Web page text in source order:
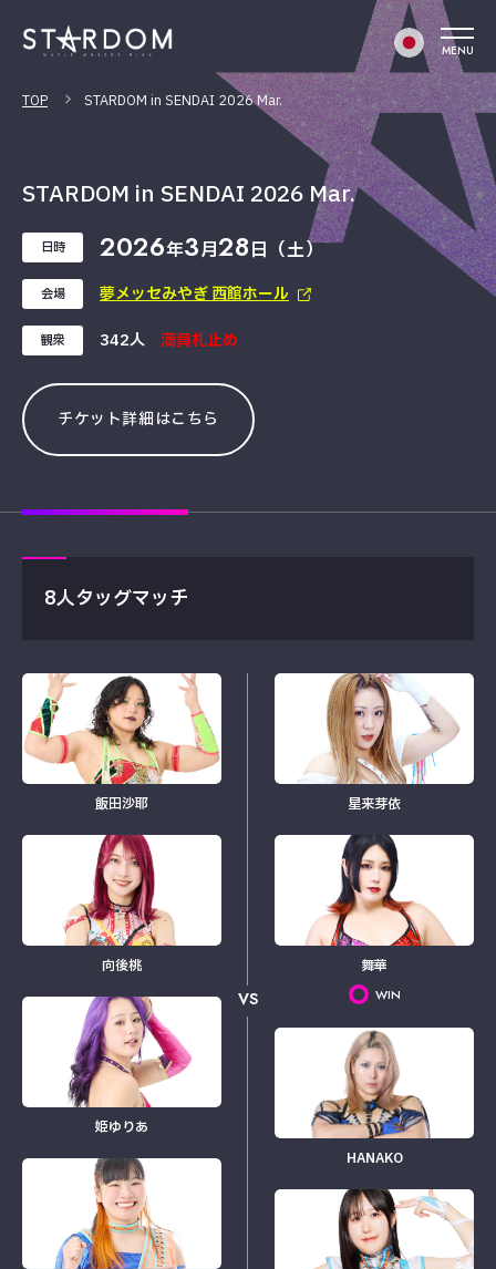
MENU
TOP STARDOM in SENDAI 2026 Mar.
STARDOM in SENDAI 2026 Mar.
日時 2026年3月28日（土）
会場 夢メッセみやぎ 西館ホール
観衆 342人 満員札止め
チケット詳細はこちら
8人タッグマッチ
飯田沙耶
向後桃
姫ゆりあ
VS
星来芽依
舞華
WIN
HANAKO